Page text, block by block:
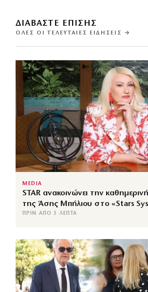
ΔΙΑΒΑΣΤΕ ΕΠΙΣΗΣ
ΌΛΕΣ ΟΙ ΤΕΛΕΥΤΑΊΕΣ ΕΙΔΉΣΕΙΣ →
MEDIA
STAR ανακοινώνει την
της Άσης Μπήλιου στο «Stars
ΠΡΙΝ ΑΠΌ 5 ΛΕΠΤΆ